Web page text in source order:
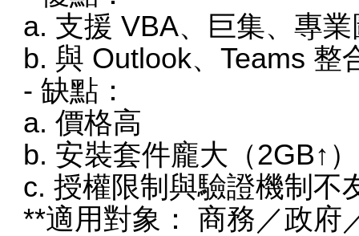
a. 支援 VBA、巨集、專
b. 與 Outlook、Teams 整
- 缺點：
a. 價格高
b. 安裝套件龐大（2GB↑）
c. 授權限制與驗證機制不
**適用對象： 商務／政府